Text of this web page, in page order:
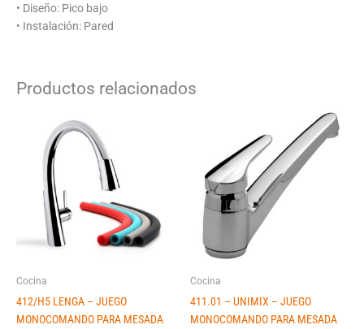
• Diseño: Pico bajo
• Instalación: Pared
Productos relacionados
Cocina
412/H5 LENGA – JUEGO
MONOCOMANDO PARA MESADA
Cocina
411.01 – UNIMIX – JUEGO
MONOCOMANDO PARA MESADA